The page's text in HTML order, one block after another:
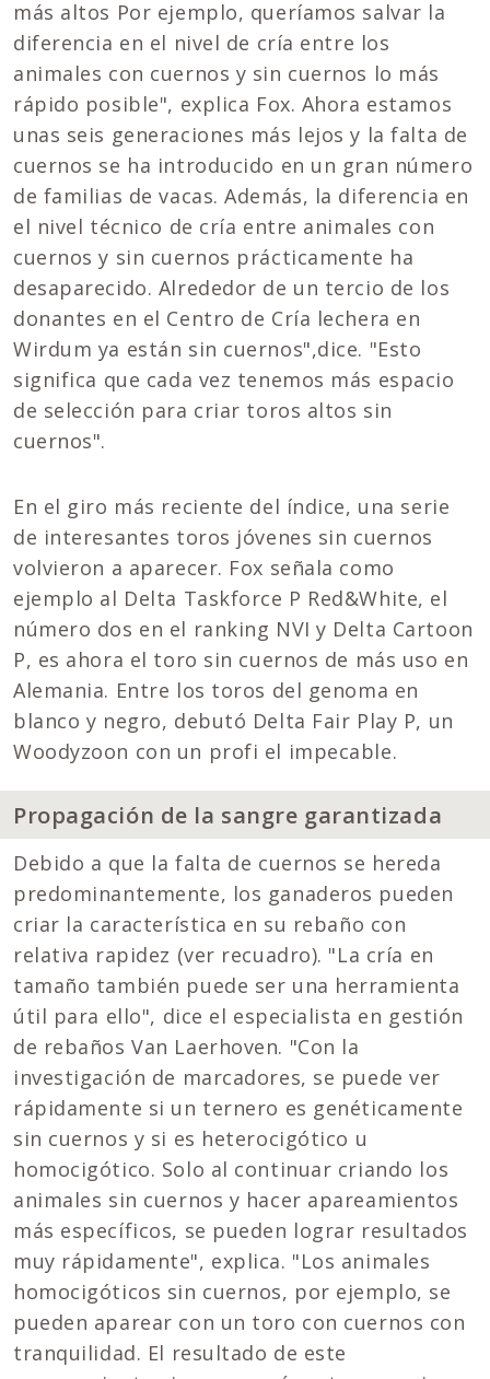
más altos Por ejemplo, queríamos salvar la
diferencia en el nivel de cría entre los
animales con cuernos y sin cuernos lo más
rápido posible", explica Fox. Ahora estamos
unas seis generaciones más lejos y la falta de
cuernos se ha introducido en un gran número
de familias de vacas. Además, la diferencia en
el nivel técnico de cría entre animales con
cuernos y sin cuernos prácticamente ha
desaparecido. Alrededor de un tercio de los
donantes en el Centro de Cría lechera en
Wirdum ya están sin cuernos",dice. "Esto
significa que cada vez tenemos más espacio
de selección para criar toros altos sin
cuernos".
En el giro más reciente del índice, una serie
de interesantes toros jóvenes sin cuernos
volvieron a aparecer. Fox señala como
ejemplo al Delta Taskforce P Red&White, el
número dos en el ranking NVI y Delta Cartoon
P, es ahora el toro sin cuernos de más uso en
Alemania. Entre los toros del genoma en
blanco y negro, debutó Delta Fair Play P, un
Woodyzoon con un profi el impecable.
Propagación de la sangre garantizada
Debido a que la falta de cuernos se hereda
predominantemente, los ganaderos pueden
criar la característica en su rebaño con
relativa rapidez (ver recuadro). "La cría en
tamaño también puede ser una herramienta
útil para ello", dice el especialista en gestión
de rebaños Van Laerhoven. "Con la
investigación de marcadores, se puede ver
rápidamente si un ternero es genéticamente
sin cuernos y si es heterocigótico u
homocigótico. Solo al continuar criando los
animales sin cuernos y hacer apareamientos
más específicos, se pueden lograr resultados
muy rápidamente", explica. "Los animales
homocigóticos sin cuernos, por ejemplo, se
pueden aparear con un toro con cuernos con
tranquilidad. El resultado de este